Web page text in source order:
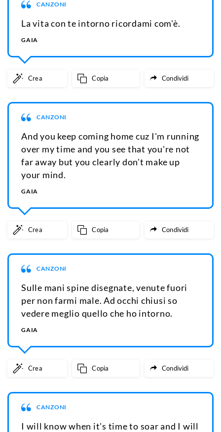
CANZONI
La vita con te intorno ricordami com'è.
GAIA
Crea Copia Condividi
CANZONI
And you keep coming home cuz I'm running
over my time and you see that you're not
far away but you clearly don't make up
your mind.
GAIA
Crea Copia Condividi
CANZONI
Sulle mani spine disegnate, venute fuori
per non farmi male. Ad occhi chiusi so
vedere meglio quello che ho intorno.
GAIA
Crea Copia Condividi
CANZONI
I will know when it's time to soar and I will